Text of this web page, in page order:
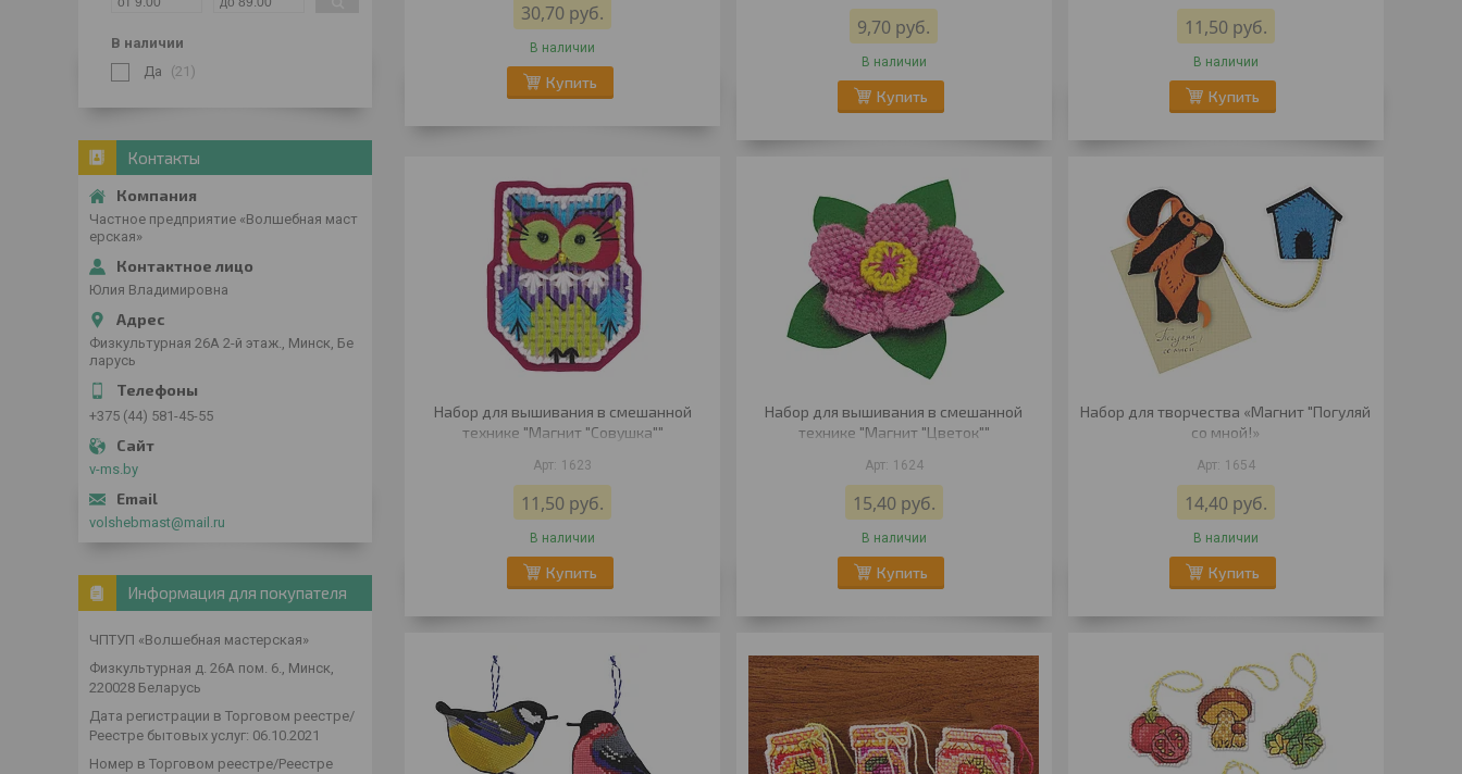
30,70 руб.
В наличии
Купить
9,70 руб.
В наличии
Купить
11,50 руб.
В наличии
Купить
Набор для вышивания в смешанной
технике "Магнит "Совушка""
1623
11,50 руб.
В наличии
Купить
Набор для вышивания в смешанной
технике "Магнит "Цветок""
1624
15,40 руб.
В наличии
Купить
Набор для творчества «Магнит "Погуляй
со мной!»
1654
14,40 руб.
В наличии
Купить
В наличии
Да
21
Контакты
Частное предприятие «Волшебная маст
ерская»
Юлия Владимировна
Физкультурная 26А 2-й этаж., Минск, Бе
ларусь
+375 (44) 581-45-55
v-ms.by
volshebmast@mail.ru
Информация для покупателя
ЧПТУП «Волшебная мастерская»
Физкультурная д. 26А пом. 6., Минск,
220028 Беларусь
Дата регистрации в Торговом реестре/
Реестре бытовых услуг: 06.10.2021
Номер в Торговом реестре/Реестре